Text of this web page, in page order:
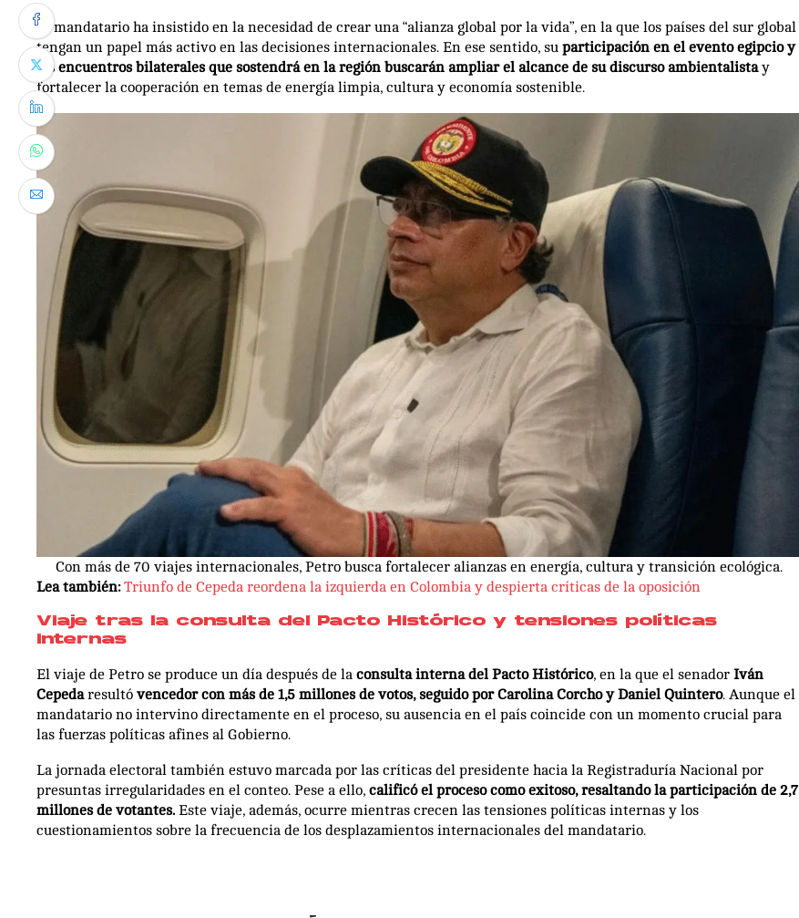
El mandatario ha insistido en la necesidad de crear una “alianza global por la vida”, en la que los países del sur global
tengan un papel más activo en las decisiones internacionales. En ese sentido, su participación en el evento egipcio y
los encuentros bilaterales que sostendrá en la región buscarán ampliar el alcance de su discurso ambientalistay
fortalecer la cooperación en temas de energía limpia, cultura y economía sostenible.
Con más de 70 viajes internacionales, Petro busca fortalecer alianzas en energía, cultura y transición ecológica.
Lea también: Triunfo de Cepeda reordena la izquierda en Colombia y despierta críticas de la oposición
Viaje tras la consulta del Pacto Histórico y tensiones políticas
internas
El viaje de Petro se produce un día después de la consulta interna del Pacto Histórico, en la que el senador Iván
Cepedaresultó vencedor con más de 1,5 millones de votos, seguido por Carolina Corcho y Daniel Quintero. Aunque el
mandatario no intervino directamente en el proceso, su ausencia en el país coincide con un momento crucial para
las fuerzas políticas afines al Gobierno.
La jornada electoral también estuvo marcada por las críticas del presidente hacia la Registraduría Nacional por
presuntas irregularidades en el conteo. Pese a ello, calificó el proceso como exitoso, resaltando la participación de 2,7
millones de votantes. Este viaje, además, ocurre mientras crecen las tensiones políticas internas y los
cuestionamientos sobre la frecuencia de los desplazamientos internacionales del mandatario.